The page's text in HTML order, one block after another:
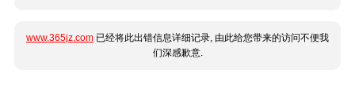
www.365jz.com 已经将此出错信息详细记录, 由此给您带来的访问不便我
们深感歉意.